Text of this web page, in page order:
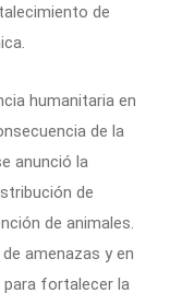
de
humanitaria en
de la
anunció la
de
de animales.
amenazas y en
para fortalecer la